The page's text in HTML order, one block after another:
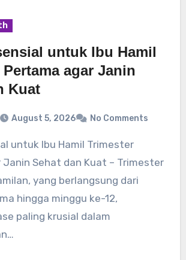
untuk Ibu Hamil
agar Janin
Kuat
August 5, 2026 No Comments
Janin Sehat dan Kuat – Trimester
yang berlangsung dari
hingga minggu ke-12,
paling krusial dalam